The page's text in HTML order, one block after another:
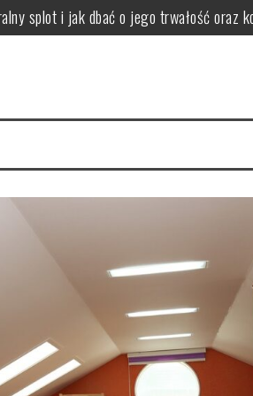
splot i jak dbać o jego trwałość oraz
i dobierać metody czyszczenia dla
by ograniczyć ryzyko reakcji
wybrać rozmiar, kształt i kolor dla